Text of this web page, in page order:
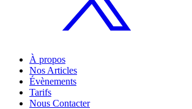
À propos
Nos Articles
Évènements
Tarifs
Nous Contacter